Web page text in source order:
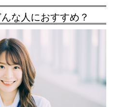
な人におすすめ？